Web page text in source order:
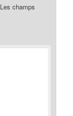
Les champs